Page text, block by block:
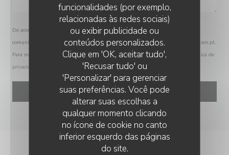
funcionalidades (por exemplo,
relacionadas às redes sociais)
ou exibir publicidade ou
conteúdos personalizados.
Clique em 'OK, aceitar tudo',
'Recusar tudo' ou
'Personalizar' para gerenciar
suas preferências. Você pode
alterar suas escolhas a
qualquer momento clicando
no ícone de cookie no canto
inferior esquerdo das páginas
do site.
De acordo com a legislação de proteção de dados, tem o direito de se opor a
comunicações de marketing. Pode registar-se na Lista Robinson através de
robinson.pt.
Para mais informações sobre o tratamento dos seus dados, consulte a nossa
política de
privacidade